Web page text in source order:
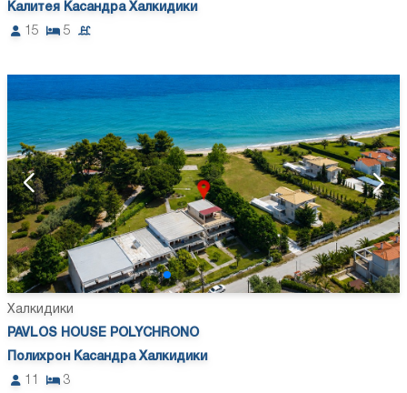
Калитея Касандра Халкидики
15
5
Халкидики
PAVLOS HOUSE POLYCHRONO
Полихрон Касандра Халкидики
11
3